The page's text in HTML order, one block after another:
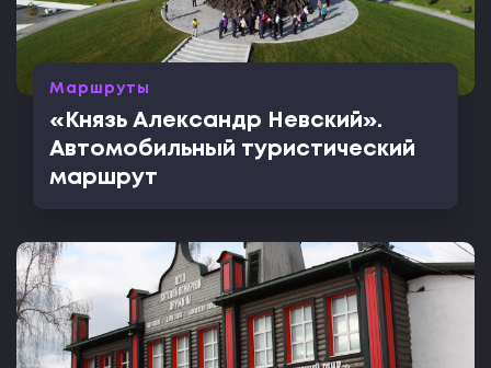
Маршруты
«Князь Александр Невский».
Автомобильный туристический
маршрут